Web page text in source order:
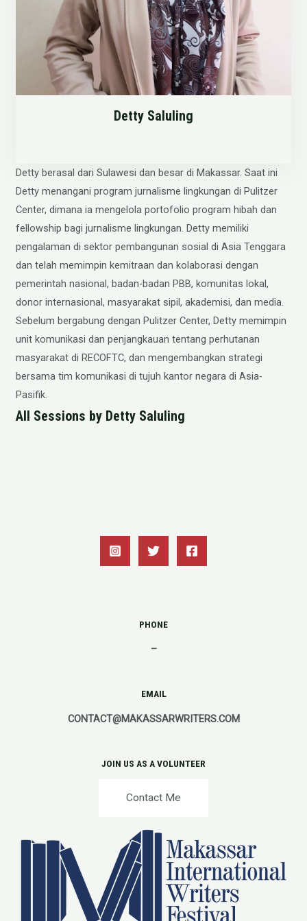
Detty Saluling
Detty berasal dari Sulawesi dan besar di Makassar. Saat ini
Detty menangani program jurnalisme lingkungan di Pulitzer
Center, dimana ia mengelola portofolio program hibah dan
fellowship bagi jurnalisme lingkungan. Detty memiliki
pengalaman di sektor pembangunan sosial di Asia Tenggara
dan telah memimpin kemitraan dan kolaborasi dengan
pemerintah nasional, badan-badan PBB, komunitas lokal,
donor internasional, masyarakat sipil, akademisi, dan media.
Sebelum bergabung dengan Pulitzer Center, Detty memimpin
unit komunikasi dan penjangkauan tentang perhutanan
masyarakat di RECOFTC, dan mengembangkan strategi
bersama tim komunikasi di tujuh kantor negara di Asia-
Pasifik.
All Sessions by Detty Saluling
PHONE
–
EMAIL
CONTACT@MAKASSARWRITERS.COM
JOIN US AS A VOLUNTEER
Contact Me